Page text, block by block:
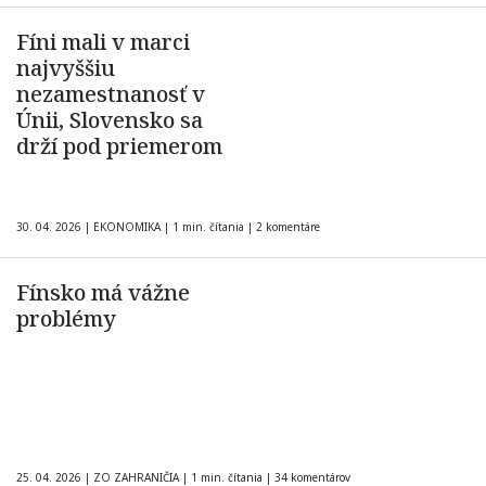
Fíni mali v marci
najvyššiu
nezamestnanosť v
Únii, Slovensko sa
drží pod priemerom
30. 04. 2026 | EKONOMIKA | 1 min. čítania | 2 komentáre
Fínsko má vážne
problémy
25. 04. 2026 | ZO ZAHRANIČIA | 1 min. čítania | 34 komentárov